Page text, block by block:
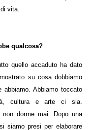
vita.
qualcosa?
quello accaduto ha dato
su cosa dobbiamo
abbiamo. Abbiamo toccato
cultura e arte ci sia.
non dorme mai. Dopo una
siamo presi per elaborare